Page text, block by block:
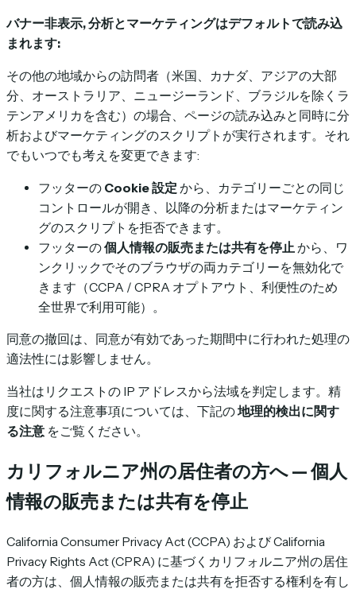
バナー非表示, 分析とマーケティングはデフォルトで読み込
まれます:
その他の地域からの訪問者（米国、カナダ、アジアの大部
分、オーストラリア、ニュージーランド、ブラジルを除くラ
テンアメリカを含む）の場合、ページの読み込みと同時に分
析およびマーケティングのスクリプトが実行されます。それ
でもいつでも考えを変更できます:
フッターの Cookie 設定 から、カテゴリーごとの同じ
コントロールが開き、以降の分析またはマーケティン
グのスクリプトを拒否できます。
フッターの個人情報の販売または共有を停止 から、ワ
ンクリックでそのブラウザの両カテゴリーを無効化で
きます（CCPA / CPRA オプトアウト、利便性のため
全世界で利用可能）。
同意の撤回は、同意が有効であった期間中に行われた処理の
適法性には影響しません。
当社はリクエストの IP アドレスから法域を判定します。精
度に関する注意事項については、下記の地理的検出に関す
る注意 をご覧ください。
カリフォルニア州の居住者の方へ — 個人
情報の販売または共有を停止
California Consumer Privacy Act (CCPA) および California
Privacy Rights Act (CPRA) に基づくカリフォルニア州の居住
者の方は、個人情報の販売または共有を拒否する権利を有し